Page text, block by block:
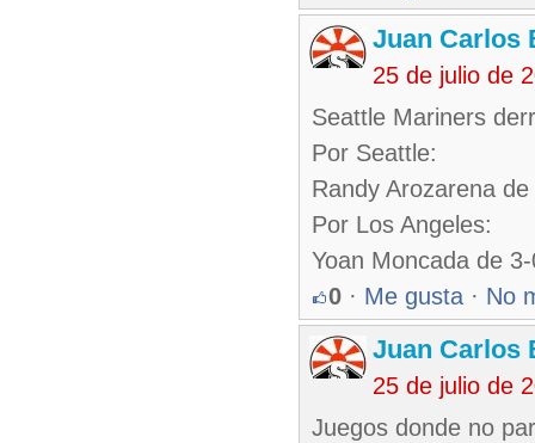
Juan Carlos
25 de julio de
Seattle Mariners
Por Seattle:
Randy Arozarena
Por Los Angeles:
Yoan Moncada de
0 · Me gusta · No
Juan Carlos
25 de julio de
Juegos donde no